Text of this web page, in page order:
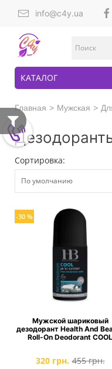
info@c4y.ua
КАТАЛОГ
Главная Мужская
Сортировка:
-30 %
Мужской шариковый
дезодорант Health And
Roll-On Deodorant COOL
320 грн. 455 грн.